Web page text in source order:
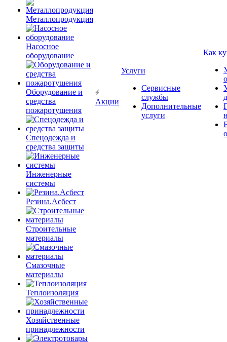
Металлопродукция
Насосное
оборудование
Оборудование и
средства
пожаротушения
Спецодежда и
средства защиты
Инженерные
системы
Резина.Асбест
Строительные
материалы
Смазочные
материалы
Теплоизоляция
Хозяйственные
принадлежности
Акции
Услуги
Сервисные
службы
Дополнительные
услуги
Как